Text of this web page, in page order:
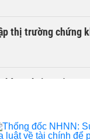
thị trường chứng
hàng thuần số
3 phiên giải